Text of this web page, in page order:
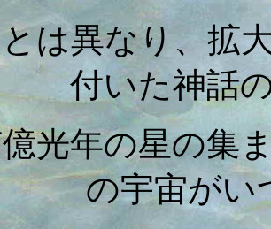
は異なり、拡
付いた神話
光年の星の集
の宇宙がい